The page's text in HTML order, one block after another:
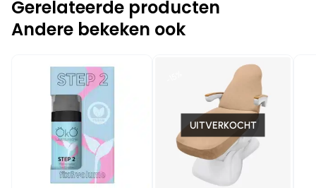
Gerelateerde producten
Andere bekeken ook
UITVERKOCHT